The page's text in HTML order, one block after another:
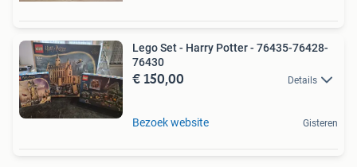
Lego Set - Harry Potter - 76435-76428-
76430
€ 150,00 Details
Bezoek website Gisteren